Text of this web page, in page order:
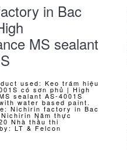
in Bac
MS sealant
used: Keo trám hiệu
có sơn phủ | High
sealant AS-4001S
water based paint.
Nichirin factory in Bac
Năm thực
Nhà thầu thi
LT & Felcon